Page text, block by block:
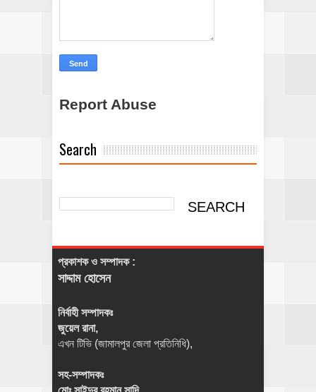
Report Abuse
Search
প্রকাশক ও সম্পাদক :
সাদ্দাম হোসেন
নির্বাহী সম্পাদকঃ
জুয়েল রানা,
এখন টিভি (জামালপুর জেলা প্রতিনিধি),
সহ-সম্পাদকঃ